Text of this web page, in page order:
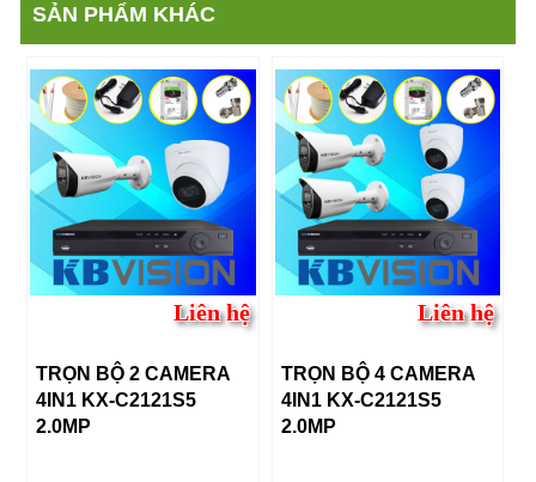
SẢN PHẨM KHÁC
Liên hệ
TRỌN BỘ 2 CAMERA
4IN1 KX-C2121S5
2.0MP
Liên hệ
TRỌN BỘ 4 CAMERA
4IN1 KX-C2121S5
2.0MP